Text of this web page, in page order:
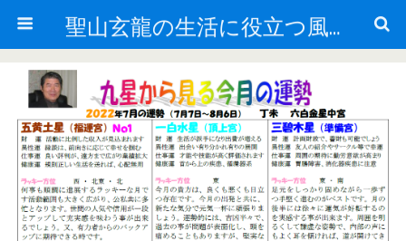
聖山玄龍の生活に役立つ風水